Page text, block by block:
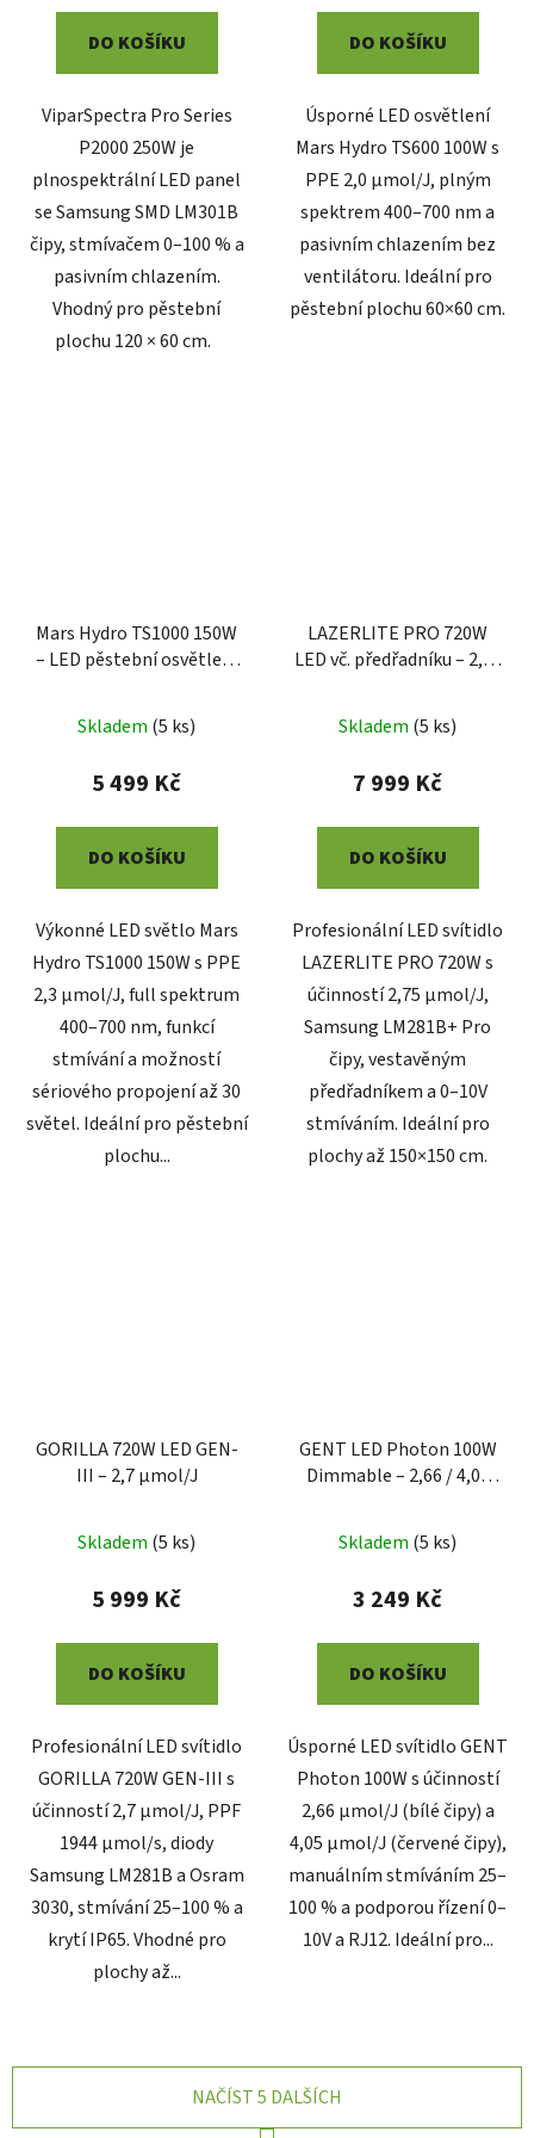
DO KOŠÍKU
ViparSpectra Pro Series
P2000 250W je
plnospektrální LED panel
se Samsung SMD LM301B
čipy, stmívačem 0–100 % a
pasivním chlazením.
Vhodný pro pěstební
plochu 120 × 60 cm.
DO KOŠÍKU
Úsporné LED osvětlení
Mars Hydro TS600 100W s
PPE 2,0 µmol/J, plným
spektrem 400–700 nm a
pasivním chlazením bez
ventilátoru. Ideální pro
pěstební plochu 60×60 cm.
Mars Hydro TS1000 150W
– LED pěstební osvětlení
Skladem (5 ks)
5 499 Kč
DO KOŠÍKU
Výkonné LED světlo Mars
Hydro TS1000 150W s PPE
2,3 µmol/J, full spektrum
400–700 nm, funkcí
stmívání a možností
sériového propojení až 30
světel. Ideální pro pěstební
plochu...
LAZERLITE PRO 720W
LED vč. předřadníku – 2,75
Skladem (5 ks)
7 999 Kč
DO KOŠÍKU
Profesionální LED svítidlo
LAZERLITE PRO 720W s
účinností 2,75 µmol/J,
Samsung LM281B+ Pro
čipy, vestavěným
předřadníkem a 0–10V
stmíváním. Ideální pro
plochy až 150×150 cm.
GORILLA 720W LED GEN-
III – 2,7 µmol/J
Skladem (5 ks)
5 999 Kč
DO KOŠÍKU
Profesionální LED svítidlo
GORILLA 720W GEN-III s
účinností 2,7 µmol/J, PPF
1944 µmol/s, diody
Samsung LM281B a Osram
3030, stmívání 25–100 % a
krytí IP65. Vhodné pro
plochy až...
GENT LED Photon 100W
Dimmable – 2,66 / 4,05
Skladem (5 ks)
3 249 Kč
DO KOŠÍKU
Úsporné LED svítidlo GENT
Photon 100W s účinností
2,66 µmol/J (bílé čipy) a
4,05 µmol/J (červené čipy),
manuálním stmíváním 25–
100 % a podporou řízení 0–
10V a RJ12. Ideální pro...
NAČÍST 5 DALŠÍCH